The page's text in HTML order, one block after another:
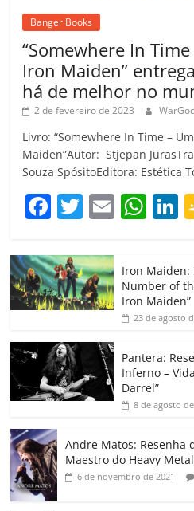
Banger Books
“Somewhere In
Iron Maiden”
há de melhor no
2 de fevereiro de 2023
Livro: “Somewhere In Time –
Maiden”Autor: Stjepan
Souza SpósitoEditora: Estética
F
c
e
b
o
o
k
T
itt
er
E W
at
s
A
p
e
Iron Maiden:
Number of
Iron Maiden”
23 de agosto
Pantera:
Inferno –
Darrel”
8 de agosto
Andre Matos: Resenha
Maestro do Heavy
6 de novembro de 2021